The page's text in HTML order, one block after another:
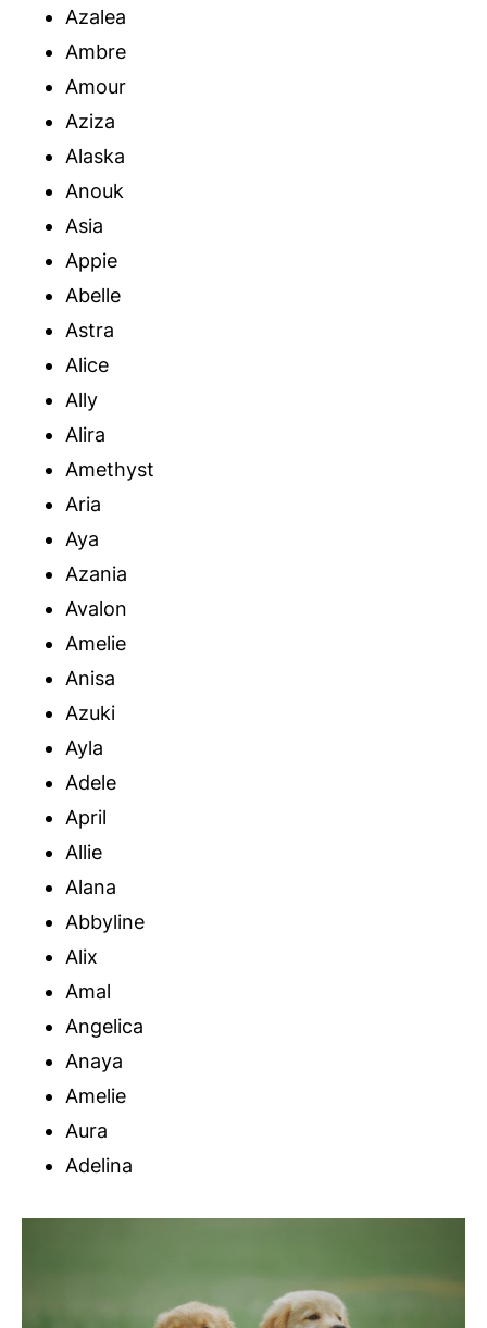
Azalea
Ambre
Amour
Aziza
Alaska
Anouk
Asia
Appie
Abelle
Astra
Alice
Ally
Alira
Amethyst
Aria
Aya
Azania
Avalon
Amelie
Anisa
Azuki
Ayla
Adele
April
Allie
Alana
Abbyline
Alix
Amal
Angelica
Anaya
Amelie
Aura
Adelina